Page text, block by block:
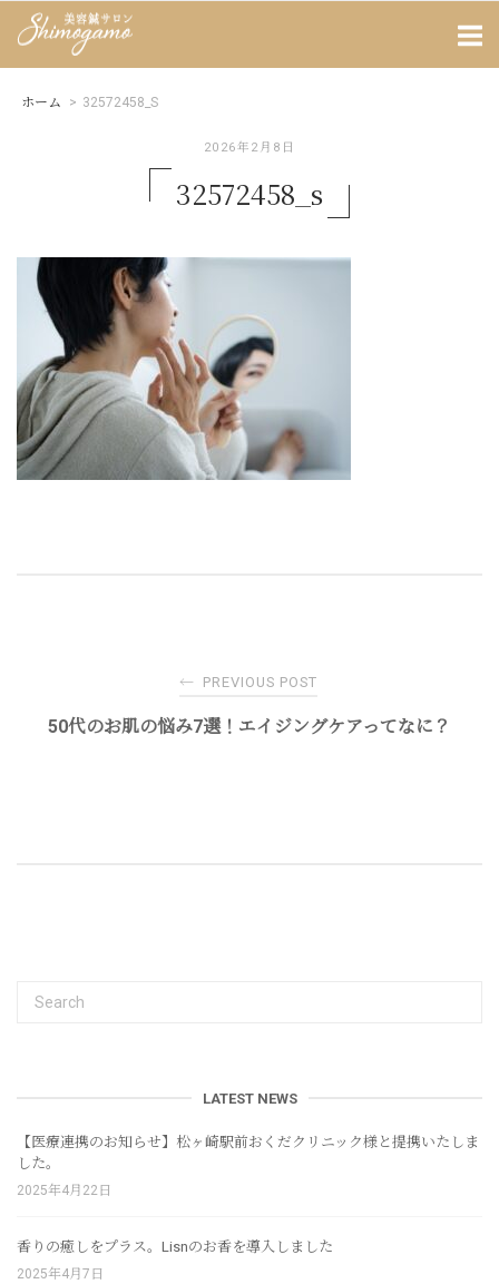
content
Home
ホーム > 32572458_S
2026年2月8日
32572458_s
← PREVIOUS POST
50代のお肌の悩み7選！エイジングケアってなに？
LATEST NEWS
【医療連携のお知らせ】松ヶ崎駅前おくだクリニック様と提携いたしま
した。
2025年4月22日
香りの癒しをプラス。Lisnのお香を導入しました
2025年4月7日